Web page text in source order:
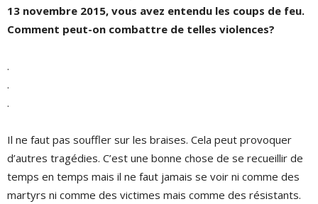
13 novembre 2015, vous avez entendu les coups de feu.
Comment peut-on combattre de telles violences?
.
.
.
Il ne faut pas souffler sur les braises. Cela peut provoquer
d’autres tragédies. C’est une bonne chose de se recueillir de
temps en temps mais il ne faut jamais se voir ni comme des
martyrs ni comme des victimes mais comme des résistants.